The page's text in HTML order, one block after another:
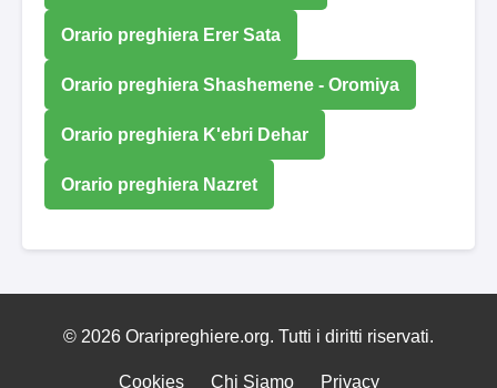
Orario preghiera Erer Sata
Orario preghiera Shashemene - Oromiya
Orario preghiera K'ebri Dehar
Orario preghiera Nazret
© 2026 Oraripreghiere.org. Tutti i diritti riservati.
Cookies Chi Siamo Privacy